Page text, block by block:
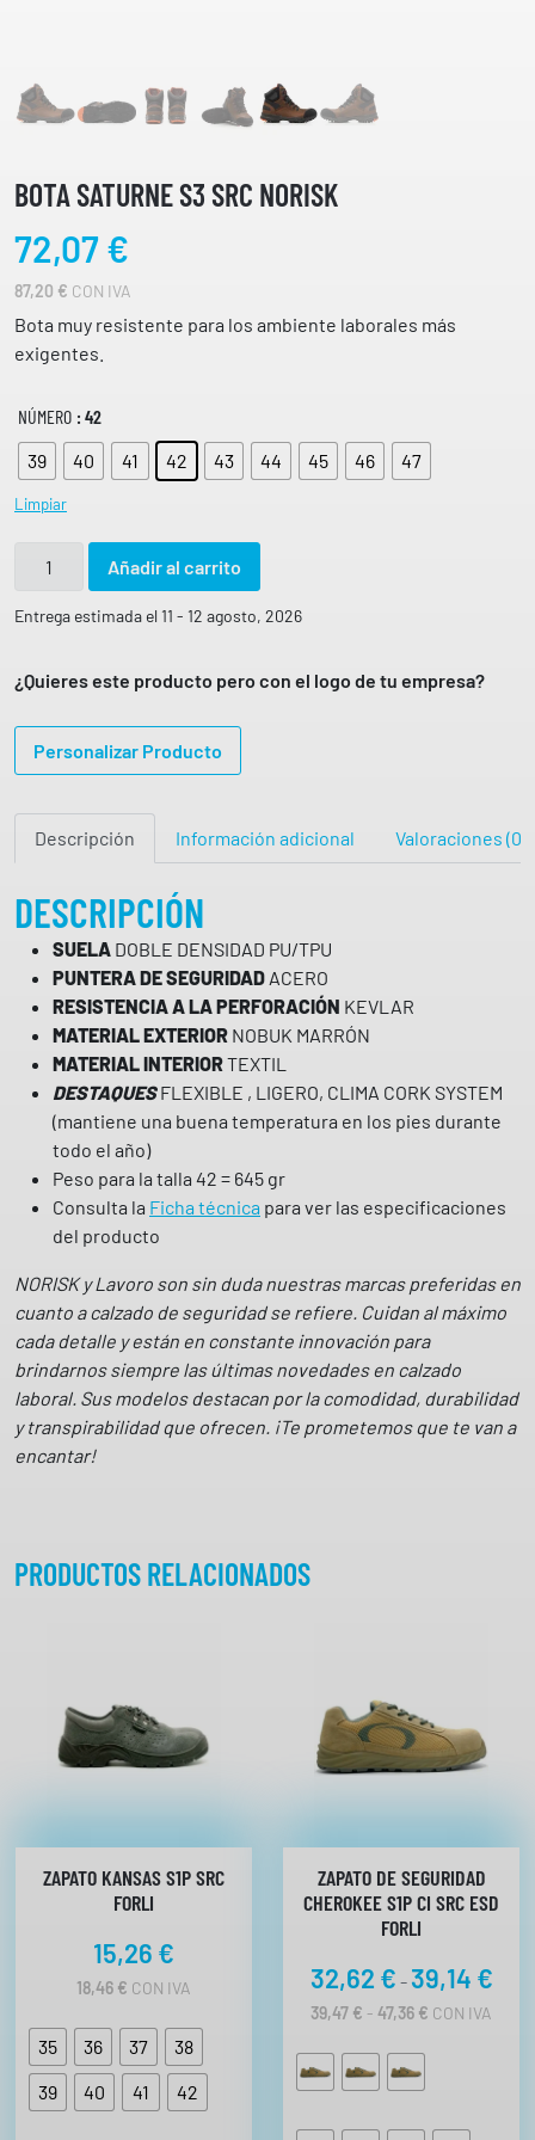
BOTA SATURNE S3 SRC NORISK
72,07€
87,20 € CON IVA
Bota muy resistente para los ambiente laborales más
exigentes.
NÚMERO : 42
39
40 41 42 43 44 45 46 47
Limpiar
T
A
T
N
3
S
t
a
d
Añadir al carrito
Entrega estimada el 11 - 12 agosto, 2026
¿Quieres este producto pero con el logo de tu empresa?
Personalizar Producto
Descripción Información adicional Valoraciones (0)
DESCRIPCIÓN
SUELA DOBLE DENSIDAD PU/TPU
PUNTERA DE SEGURIDAD ACERO
RESISTENCIA A LA PERFORACIÓN KEVLAR
MATERIAL EXTERIOR NOBUK MARRÓN
MATERIAL INTERIORTEXTIL
DESTAQUESFLEXIBLE , LIGERO, CLIMA CORK SYSTEM
(mantiene una buena temperatura en los pies durante
todo el año)
Peso para la talla 42 = 645 gr
Consulta la Ficha técnica para ver las especificaciones
del producto
NORISK y Lavoro son sin duda nuestras marcas preferidas en
cuanto a calzado de seguridad se refiere. Cuidan al máximo
cada detalle y están en constante innovación para
brindarnos siempre las últimas novedades en calzado
laboral. Sus modelos destacan por la comodidad, durabilidad
y transpirabilidad que ofrecen. ¡Te prometemos que te van a
encantar!
PRODUCTOS RELACIONADOS
ZAPATO KANSAS S1P SRC
FORLI
15,26 €
18,46 € CON IVA
35 36 37
38
39
40 41 42
ZAPATO DE SEGURIDAD
CHEROKEE S1P CI SRC ESD
FORLI
32,62 € - 39,14 €R
39,47 € - 47,36 € RCON IVA